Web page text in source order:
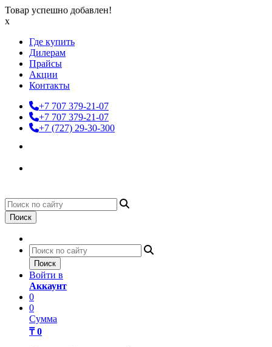
Товар успешно добавлен!
x
Где купить
Дилерам
Прайсы
Акции
Контакты
+7 707 379-21-07
+7 707 379-21-07
+7 (727) 29-30-300
Поиск
Поиск
Войти в
Аккаунт
0
0
Сумма
₸ 0